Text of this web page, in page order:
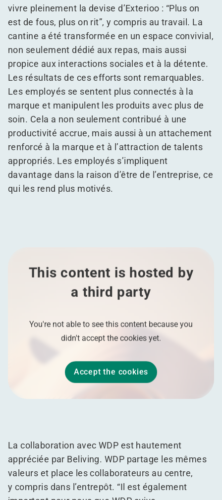
vivre pleinement la devise d’Exterioo : “Plus on
est de fous, plus on rit”, y compris au travail. La
cantine a été transformée en un espace convivial,
non seulement dédié aux repas, mais aussi
propice aux interactions sociales et à la détente.
Les résultats de ces efforts sont remarquables.
Les employés se sentent plus connectés à la
marque et manipulent les produits avec plus de
soin. Cela a non seulement contribué à une
productivité accrue, mais aussi à un attachement
renforcé à la marque et à l’attraction de talents
appropriés. Les employés s’impliquent
davantage dans la raison d’être de l’entreprise, ce
qui les rend plus motivés.
This content is hosted by
a third party
You're not able to see this content because you
didn't accept the cookies yet.
Accept the cookies
La collaboration avec WDP est hautement
appréciée par Beliving. WDP partage les mêmes
valeurs et place les collaborateurs au centre,
y compris dans l’entrepôt. “Il est également